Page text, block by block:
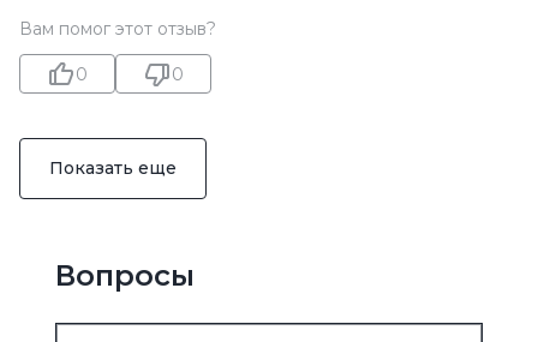
Вам помог этот отзыв?
0 0
Показать еще
Вопросы